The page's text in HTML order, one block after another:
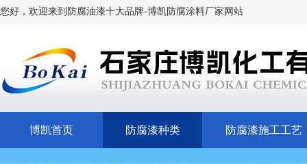
您好，欢迎来到 防腐油漆十大品牌-博凯防腐涂料厂家网站
博凯首页 防腐漆种类 防腐漆施工工艺